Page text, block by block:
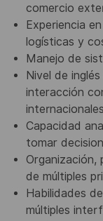
comercio
Experiencia
logísticas y
Manejo de
Nivel de
interacción
Capacidad
tomar
de múltiples
Habilidades
múltiples